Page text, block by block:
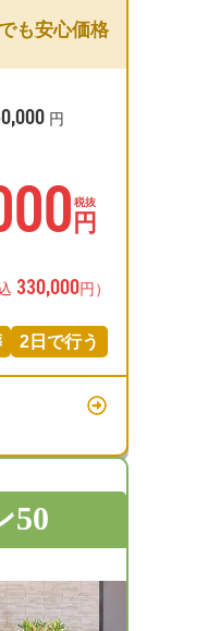
も安心価格
円
税抜
円
330,000円）
2日で行う
50